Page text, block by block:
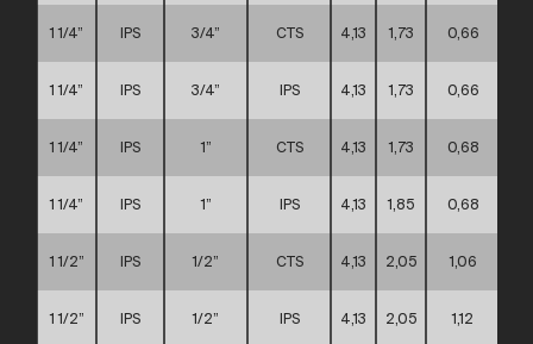
1 1/4” IPS 3/4” CTS 4,13 1,73 0,66
1 1/4” IPS 3/4” IPS 4,13 1,73 0,66
1 1/4” IPS 1” CTS 4,13 1,73 0,68
1 1/4” IPS 1” IPS 4,13 1,85 0,68
1 1/2” IPS 1/2” CTS 4,13 2,05 1,06
1 1/2” IPS 1/2” IPS 4,13 2,05 1,12